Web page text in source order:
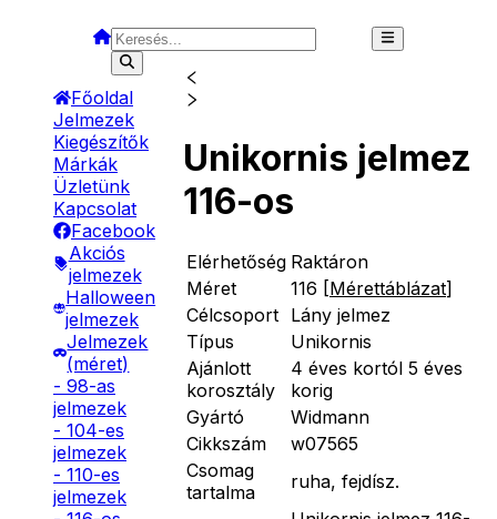
Főoldal
Jelmezek
Kiegészítők
Márkák
Üzletünk
Kapcsolat
Facebook
Akciós
jelmezek
Halloween
jelmezek
Jelmezek
(méret)
- 98-as
jelmezek
- 104-es
jelmezek
- 110-es
jelmezek
Unikornis jelmez
116-os
Elérhetőség Raktáron
Méret
116 [Mérettáblázat]
Célcsoport Lány jelmez
Típus
Unikornis
Ajánlott
korosztály
4 éves kortól 5 éves
korig
Gyártó
Widmann
Cikkszám
w07565
Csomag
tartalma
ruha, fejdísz.